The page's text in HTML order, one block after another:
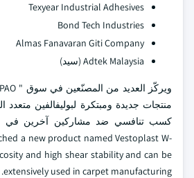
Texyear Industrial Adhesives
Bond Tech Industries
Almas Fanavaran Giti Company
Adtek Malaysia (سيد)
منتجات جديدة ومبتكرة لبوليفالفين
a new product named Vestoplast W-
and high shear stability and can be
extensively used in carpet manufacturing.